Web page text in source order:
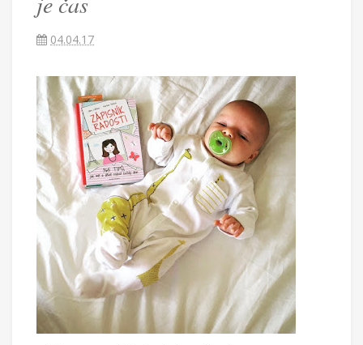
Češka
provdaná
žijící
Turecku
píše
blog
životě
cizích
zemích,
mateřství
radostech
všednodenního
života.
04.04.17